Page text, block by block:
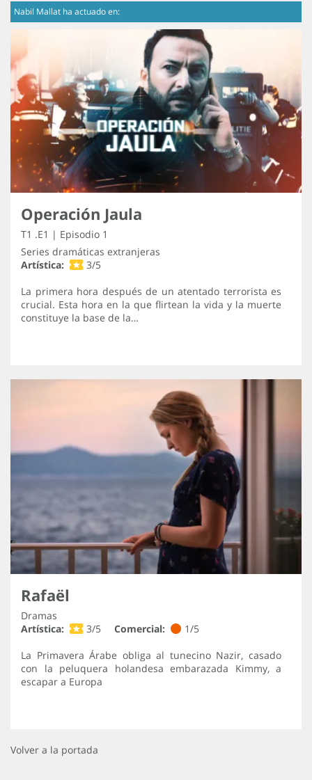
Nabil Mallat ha actuado en:
Operación Jaula
T1 .E1 | Episodio 1
Series dramáticas extranjeras
Artística:
3/5
La primera hora después de un atentado terrorista es
crucial. Esta hora en la que flirtean la vida y la muerte
constituye la base de la…
Rafaël
Dramas
Artística:
3/5 Comercial:
1/5
La Primavera Árabe obliga al tunecino Nazir, casado
con la peluquera holandesa embarazada Kimmy, a
escapar a Europa
Volver a la portada